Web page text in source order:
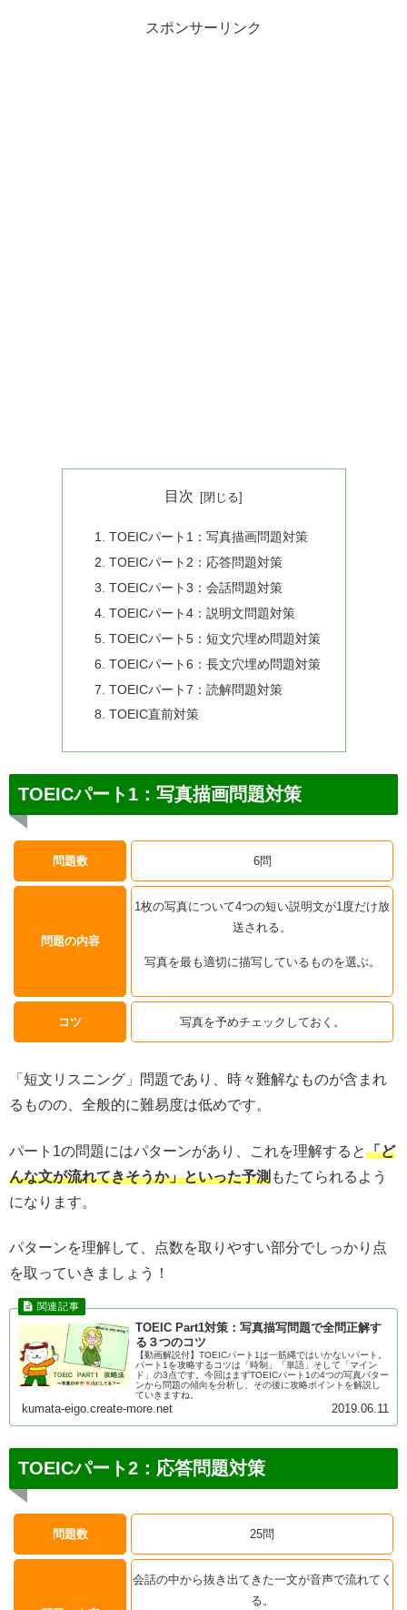
スポンサーリンク
目次
TOEICパート1：写真描画問題対策
TOEICパート2：応答問題対策
TOEICパート3：会話問題対策
TOEICパート4：説明文問題対策
TOEICパート5：短文穴埋め問題対策
TOEICパート6：長文穴埋め問題対策
TOEICパート7：読解問題対策
TOEIC直前対策
TOEICパート1：写真描画問題対策
問題数 6問
問題の内容
1枚の写真について4つの短い説明文が1度だけ放
送される。
写真を最も適切に描写しているものを選ぶ。
コツ 写真を予めチェックしておく。
「短文リスニング」問題であり、時々難解なものが含まれ
るものの、全般的に難易度は低めです。
パート1の問題にはパターンがあり、これを理解すると「ど
んな文が流れてきそうか」といった予測もたてられるよう
になります。
パターンを理解して、点数を取りやすい部分でしっかり点
を取っていきましょう！
TOEIC Part1対策：写真描写問題で全問正解す
る３つのコツ
【動画解説付】TOEICパート1は一筋縄ではいかないパート。
パート1を攻略するコツは「時制」「単語」そして「マイン
ド」の3点です。今回はまずTOEICパート1の4つの写真パター
ンから問題の傾向を分析し、その後に攻略ポイントを解説し
ていきますね。
kumata-eigo.create-more.net 2019.06.11
TOEICパート2：応答問題対策
問題数 25問
会話の中から抜き出てきた一文が音声で流れてく
る。